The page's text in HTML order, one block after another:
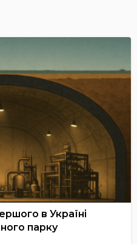
в Україні
парку